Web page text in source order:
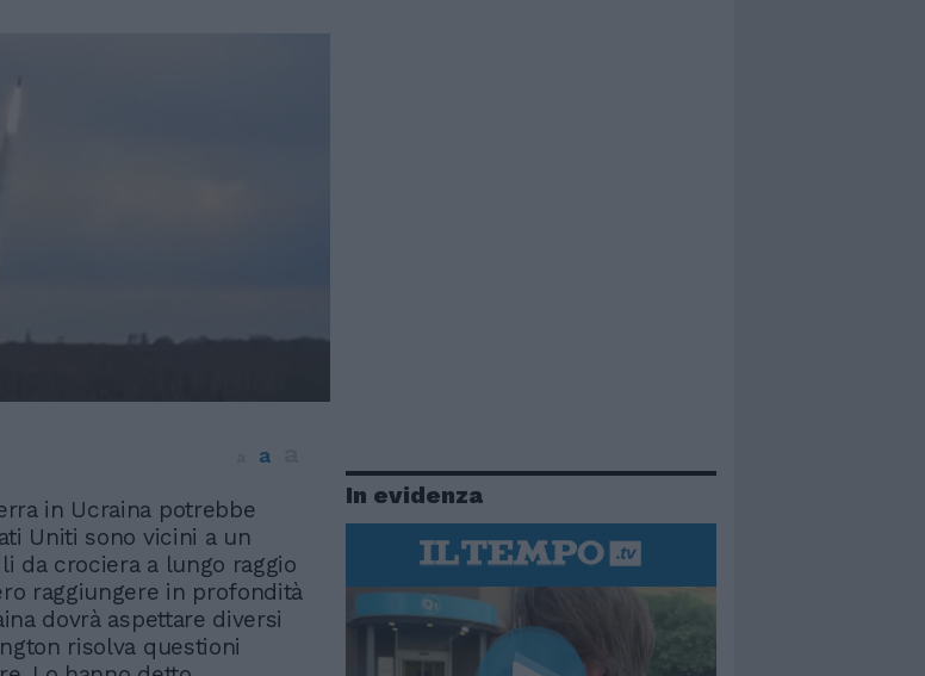
a
in Ucraina potrebbe
Uniti sono vicini a un
da crociera a lungo raggio
raggiungere in profondità
dovrà aspettare diversi
risolva questioni
In evidenza